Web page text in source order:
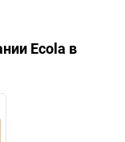
Ecola в